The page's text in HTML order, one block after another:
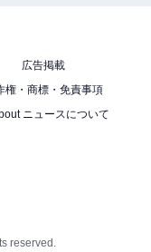
広告掲載
権・商標・免責事項
ニュースについて
reserved.